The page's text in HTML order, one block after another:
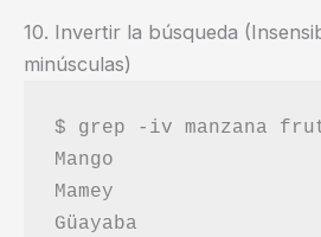
10. Invertir la búsqueda
minúsculas)
$ grep -iv manzana
Mango
Mamey
Güayaba